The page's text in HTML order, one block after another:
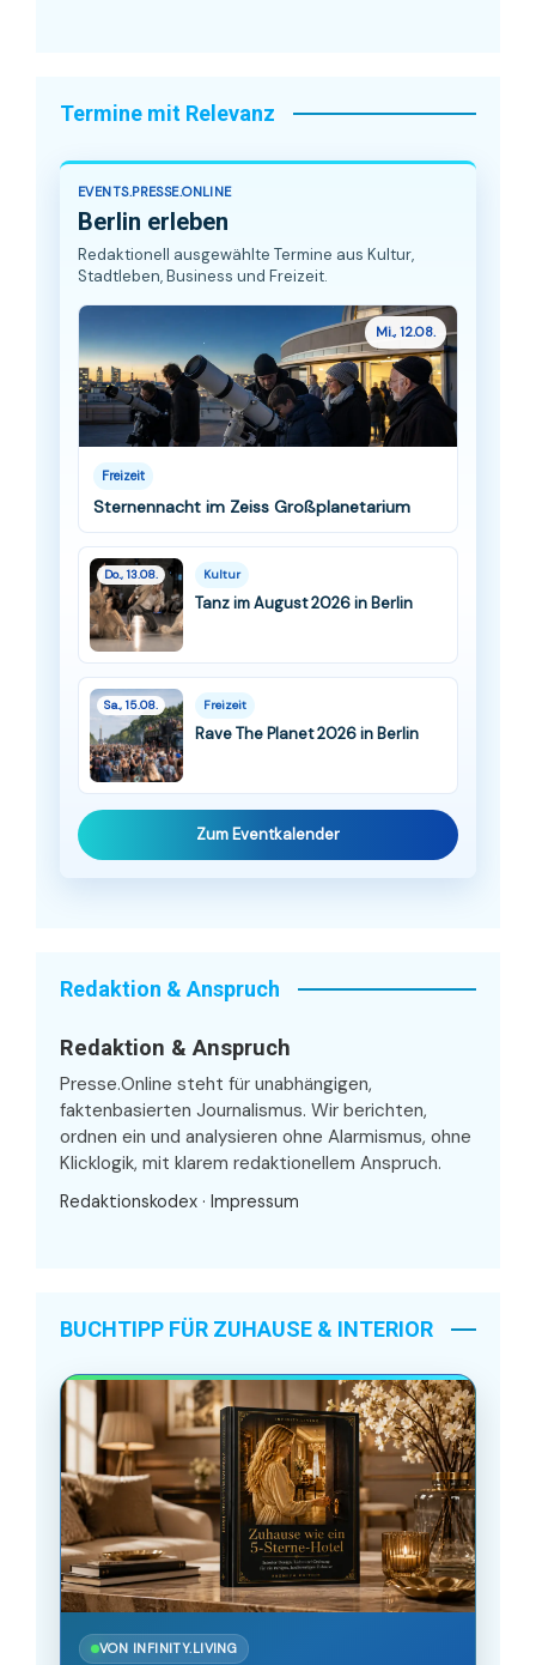
Termine mit Relevanz
EVENTS.PRESSE.ONLINE
Berlin erleben
Redaktionell ausgewählte Termine aus Kultur,
Stadtleben, Business und Freizeit.
Mi., 12.08.
Freizeit
Sternennacht im Zeiss Großplanetarium
Do., 13.08. Kultur
Tanz im August 2026 in Berlin
Sa., 15.08. Freizeit
Rave The Planet 2026 in Berlin
Zum Eventkalender
Redaktion & Anspruch
Redaktion & Anspruch
Presse.Online steht für unabhängigen,
faktenbasierten Journalismus. Wir berichten,
ordnen ein und analysieren ohne Alarmismus, ohne
Klicklogik, mit klarem redaktionellem Anspruch.
Redaktionskodex · Impressum
BUCHTIPP FÜR ZUHAUSE & INTERIOR
VON INFINITY.LIVING